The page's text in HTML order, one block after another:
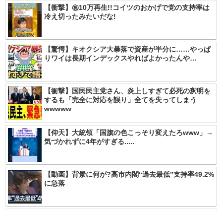
【衝撃】㊗️10万再生!!コイツのおかげで党の支持率は
冷え切ったみたいだな!
【驚愕】キオクシア大暴落で資産が半分に……やっぱ
りワイは長期インデックスやればよかったんや…
【衝撃】国民民主党さん、炎上しすぎて必死の釈明を
するも「完全に対応を誤り」全てを失ってしまう
wwwww
【仰天】大統領「国旗の色こっそり変えたろwww」→
気づかれずに4年がすぎる.....
【動画】背景に何が?高市内閣“過去最低”支持率49.2%
に急落